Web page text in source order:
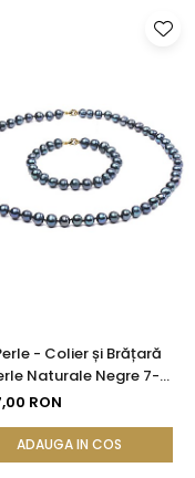
- Colier și Brățară
Naturale Negre 7-8
Aur Galben
RON
ADAUGA IN COS